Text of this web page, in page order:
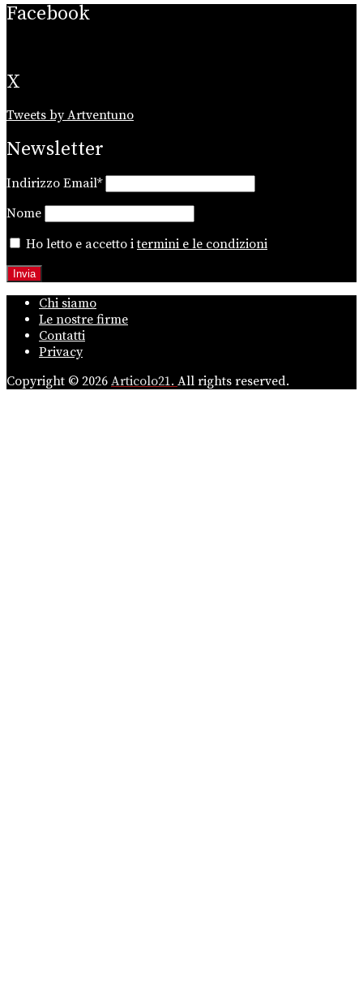
Facebook
X
Tweets by Artventuno
Newsletter
Indirizzo Email*
Nome
Ho letto e accetto itermini e le condizioni
Chi siamo
Le nostre firme
Contatti
Privacy
Copyright © 2026 Articolo21. All rights reserved.